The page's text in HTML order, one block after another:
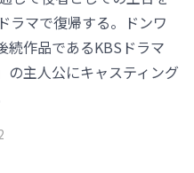
ラマで復帰する。ドンワ
続作品であるKBSドラマ
の主人公にキャスティング